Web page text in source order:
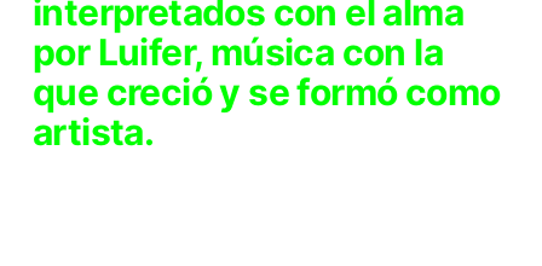
interpretados con el alma
por Luifer, música con la
que creció y se formó como
artista.